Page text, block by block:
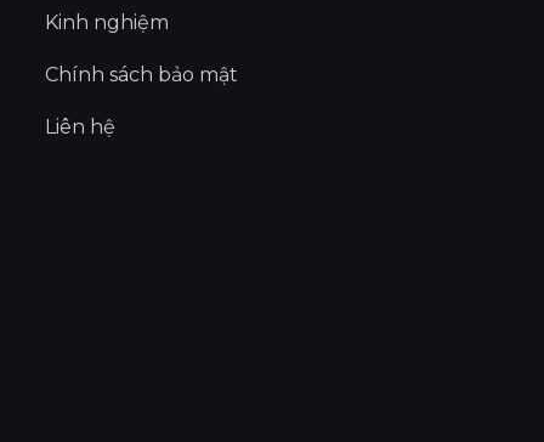
Kinh nghiệm
Chính sách bảo mật
Liên hệ